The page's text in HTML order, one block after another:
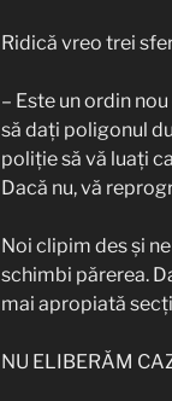
Ridică vreo trei
– Este un ordin
să dați poligonul
poliție să vă luați
Dacă nu, vă
Noi clipim des și
schimbi părerea.
mai apropiată
NU ELIBERĂM